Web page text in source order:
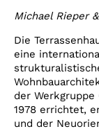
Michael Rieper
Die
eine
der Werkgruppe
1978 errichtet,
und der